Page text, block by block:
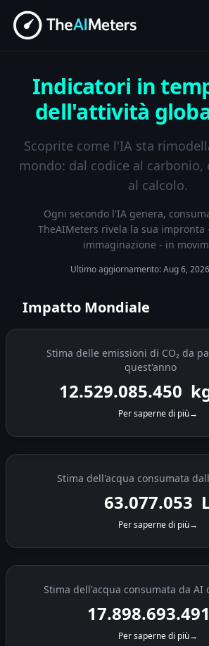
Indicatori in
dell'attività
Scoprite come l'IA sta
mondo: dal codice al carbonio,
al calcolo.
Ogni secondo l'IA genera,
TheAIMeters rivela la sua impronta
immaginazione - in
Ultimo aggiornamento:Aug 6,
Impatto Mondiale
Stima delle emissioni di CO₂ da
quest'anno
12.529.085.895
Per saperne di più→
Stima dell'acqua consumata
63.077.688
Per saperne di più→
Stima dell'acqua consumata da AI
17.898.694.127
Per saperne di più→